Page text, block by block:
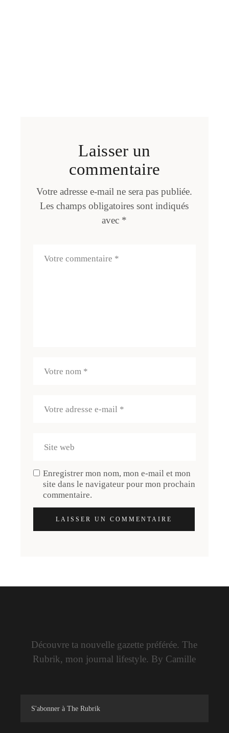
Laisser un
commentaire
Votre adresse e-mail ne sera pas publiée.
Les champs obligatoires sont indiqués
avec *
Enregistrer mon nom, mon e-mail et mon
site dans le navigateur pour mon prochain
commentaire.
LAISSER UN COMMENTAIRE
Découvre ta nouvelle gazette préférée. The
Rubrik, mon journal lifestyle. By Camille